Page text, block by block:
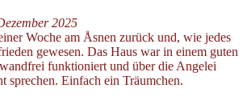
2025
Woche am Åsnen zurück und, wie jedes
gewesen. Das Haus war in einem guten
funktioniert und über die Angelei
sprechen. Einfach ein Träumchen.